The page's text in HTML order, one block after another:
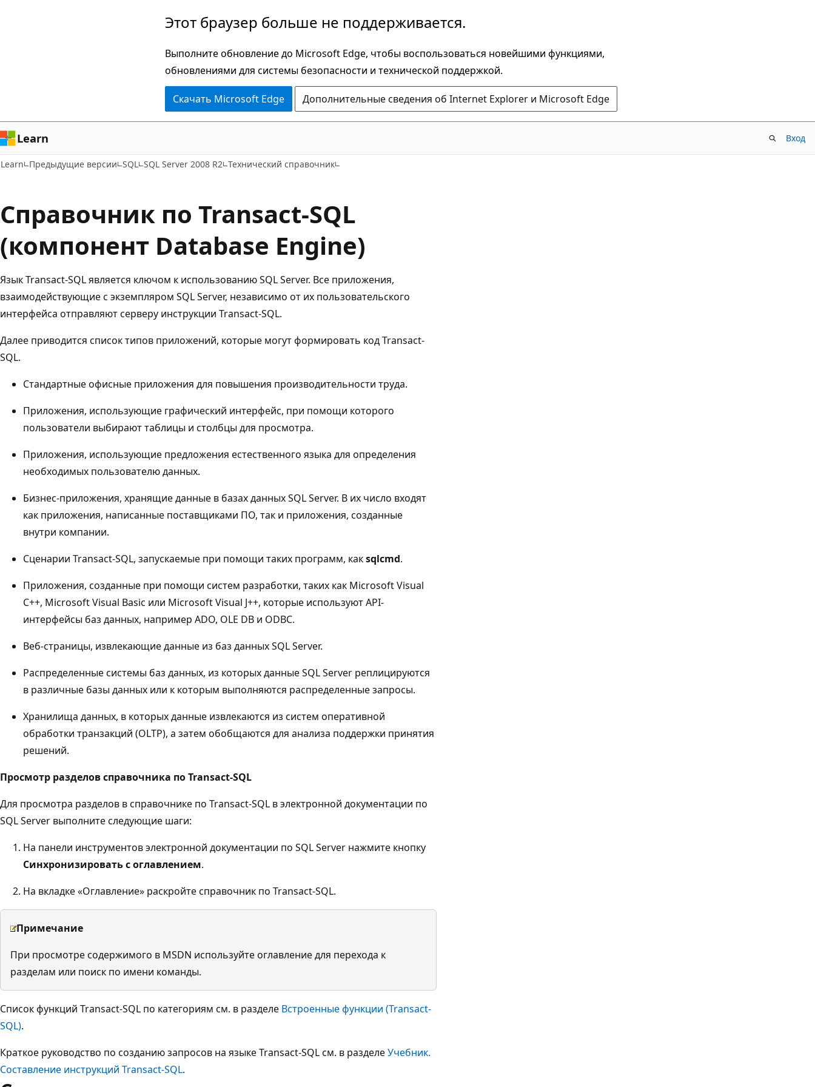
Этот браузер больше не поддерживается.
Выполните обновление до Microsoft Edge, чтобы воспользоваться новейшими функциями,
обновлениями для системы безопасности и технической поддержкой.
Скачать Microsoft Edge Дополнительные сведения об Internet Explorer и Microsoft Edge
Learn Вход
Learn Предыдущие версии SQL SQL Server 2008 R2 Технический справочник
Справочник по Transact-SQL
(компонент Database Engine)
Язык Transact-SQL является ключом к использованию SQL Server. Все приложения,
взаимодействующие с экземпляром SQL Server, независимо от их пользовательского
интерфейса отправляют серверу инструкции Transact-SQL.
Далее приводится список типов приложений, которые могут формировать код Transact-
SQL.
Стандартные офисные приложения для повышения производительности труда.
Приложения, использующие графический интерфейс, при помощи которого
пользователи выбирают таблицы и столбцы для просмотра.
Приложения, использующие предложения естественного языка для определения
необходимых пользователю данных.
Бизнес-приложения, хранящие данные в базах данных SQL Server. В их число входят
как приложения, написанные поставщиками ПО, так и приложения, созданные
внутри компании.
Сценарии Transact-SQL, запускаемые при помощи таких программ, какsqlcmd.
Приложения, созданные при помощи систем разработки, таких как Microsoft Visual
C++, Microsoft Visual Basic или Microsoft Visual J++, которые используют API-
интерфейсы баз данных, например ADO, OLE DB и ODBC.
Веб-страницы, извлекающие данные из баз данных SQL Server.
Распределенные системы баз данных, из которых данные SQL Server реплицируются
в различные базы данных или к которым выполняются распределенные запросы.
Хранилища данных, в которых данные извлекаются из систем оперативной
обработки транзакций (OLTP), а затем обобщаются для анализа поддержки принятия
решений.
Просмотр разделов справочника по Transact-SQL
Для просмотра разделов в справочнике по Transact-SQL в электронной документации по
SQL Server выполните следующие шаги:
На панели инструментов электронной документации по SQL Server нажмите кнопку
Синхронизировать с оглавлением.
На вкладке «Оглавление» раскройте справочник по Transact-SQL.
Примечание
При просмотре содержимого в MSDN используйте оглавление для перехода к
разделам или поиск по имени команды.
Список функций Transact-SQL по категориям см. в разделе Встроенные функции (Transact-
SQL).
Краткое руководство по созданию запросов на языке Transact-SQL см. в разделеУчебник.
Составление инструкций Transact-SQL.